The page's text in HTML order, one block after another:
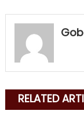
my
neighbor
mouth
RELATED